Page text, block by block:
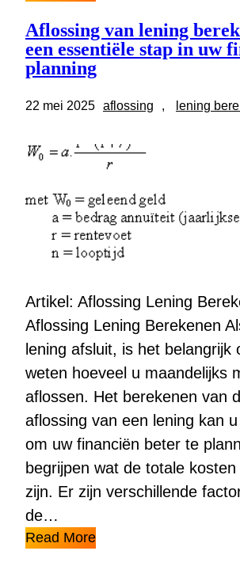
Aflossing van lening
een essentiële stap in uw
planning
22 mei 2025 aflossing , lening
Artikel: Aflossing Lening
Aflossing Lening Berekenen
lening afsluit, is het belangrijk
weten hoeveel u maandelijks
aflossen. Het berekenen van
aflossing van een lening kan
om uw financiën beter te
begrijpen wat de totale kosten
zijn. Er zijn verschillende
de…
Read More